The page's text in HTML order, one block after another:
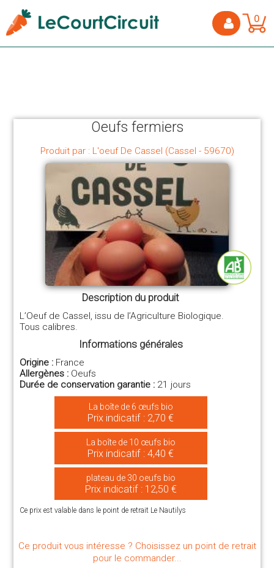
0
Oeufs fermiers
Produit par : L'oeuf De Cassel (Cassel - 59670)
Description du produit
L’Oeuf de Cassel, issu de l’Agriculture Biologique.
Tous calibres.
Informations générales
Origine : France
Allergènes : Oeufs
Durée de conservation garantie : 21 jours
La boîte de 6 œufs bio
Prix indicatif : 2,70 €
La boîte de 10 œufs bio
Prix indicatif : 4,40 €
plateau de 30 oeufs bio
Prix indicatif : 12,50 €
Ce prix est valable dans le point de retrait Le Nautilys
Ce produit vous intéresse ? Choisissez un point de retrait
pour le commander...